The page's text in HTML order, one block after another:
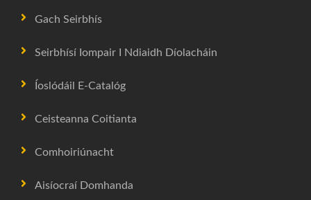
Gach Seirbhís
Seirbhísí Iompair I Ndiaidh Díolacháin
Íoslódáil E-Catalóg
Ceisteanna Coitianta
Comhoiriúnacht
Aisíocraí Domhanda